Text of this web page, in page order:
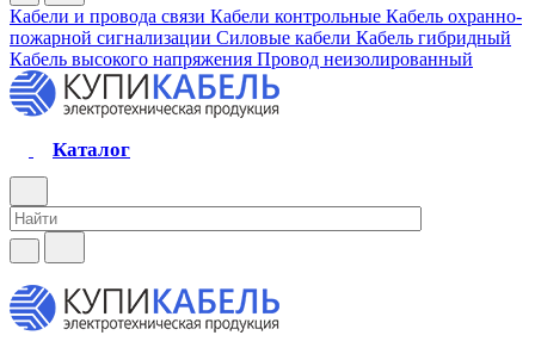
Кабели и провода связи Кабели контрольные Кабель охранно-
пожарной сигнализации Силовые кабели Кабель гибридный
Кабель высокого напряжения Провод неизолированный
Каталог